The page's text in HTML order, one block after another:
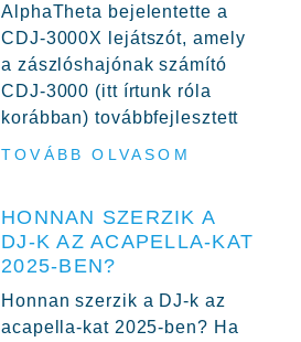
AlphaTheta bejelentette a
CDJ-3000X lejátszót, amely
a zászlóshajónak számító
CDJ-3000 (itt írtunk róla
korábban) továbbfejlesztett
TOVÁBB OLVASOM
HONNAN SZERZIK A
DJ-K AZ ACAPELLA-KAT
2025-BEN?
Honnan szerzik a DJ-k az
acapella-kat 2025-ben? Ha